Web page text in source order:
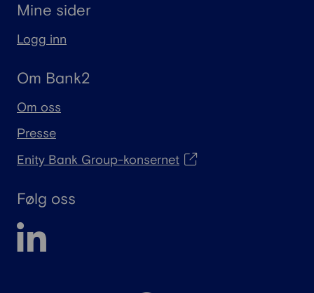
Mine sider
Logg inn
Om Bank2
Om oss
Presse
Enity Bank Group-konsernet
Følg oss